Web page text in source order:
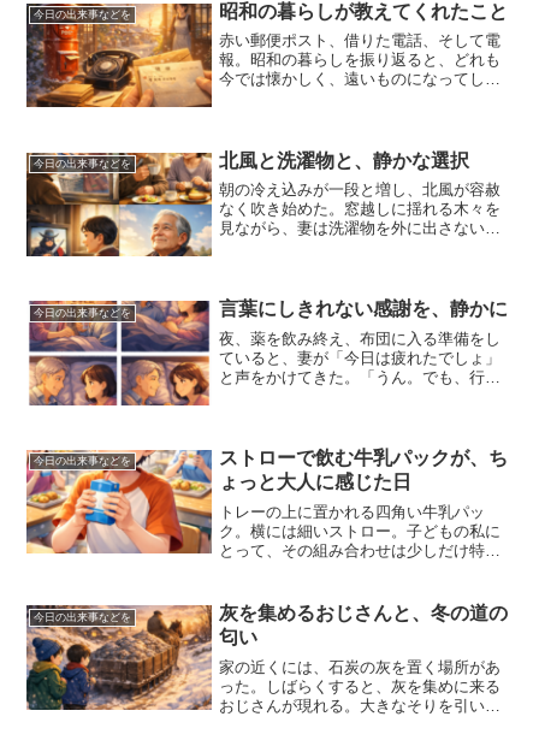
今日の出来事などを 昭和の暮らしが教えてくれたこと
赤い郵便ポスト、借りた電話、そして電
報。昭和の暮らしを振り返ると、どれも
今では懐かしく、遠いものになってしま
を借りるために外を歩き、...
今日の出来事などを 北風と洗濯物と、静かな選択
朝の冷え込みが一段と増し、北風が容赦
なく吹き始めた。窓越しに揺れる木々を
見ながら、妻は洗濯物を外に出さない決
も、こうした「引く判断」を...
今日の出来事などを 言葉にしきれない感謝を、静かに
夜、薬を飲み終え、布団に入る準備をし
ていると、妻が「今日は疲れたでしょ」
と声をかけてきた。「うん。でも、行っ
てたら教えてね」と私が言う...
今日の出来事などを
ストローで飲む牛乳パックが、ち
ょっと大人に感じた日
トレーの上に置かれる四角い牛乳パッ
ク。横には細いストロー。子どもの私に
とって、その組み合わせは少しだけ特別
なったような気分だった。今思うと、牛
乳の味はきっと同じだったの...
今日の出来事などを
灰を集めるおじさんと、冬の道の
匂い
家の近くには、石炭の灰を置く場所があ
った。しばらくすると、灰を集めに来る
おじさんが現れる。大きなそりを引い